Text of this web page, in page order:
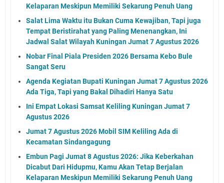
Kelaparan Meskipun Memiliki Sekarung Penuh Uang
Salat Lima Waktu itu Bukan Cuma Kewajiban, Tapi juga
Tempat Beristirahat yang Paling Menenangkan, Ini
Jadwal Salat Wilayah Kuningan Jumat 7 Agustus 2026
Nobar Final Piala Presiden 2026 Bersama Kebo Bule
Sangat Seru
Agenda Kegiatan Bupati Kuningan Jumat 7 Agustus 2026
Ada Tiga, Tapi yang Bakal Dihadiri Hanya Satu
Ini Empat Lokasi Samsat Keliling Kuningan Jumat 7
Agustus 2026
Jumat 7 Agustus 2026 Mobil SIM Keliling Ada di
Kecamatan Sindangagung
Embun Pagi Jumat 8 Agustus 2026: Jika Keberkahan
Dicabut Dari Hidupmu, Kamu Akan Tetap Berjalan
Kelaparan Meskipun Memiliki Sekarung Penuh Uang